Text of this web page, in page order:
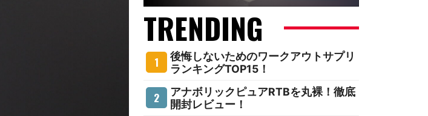
TRENDING
後悔しないためのワークアウトサプリ
ランキングTOP15！
アナボリックピュアRTBを丸裸！徹底
開封レビュー！